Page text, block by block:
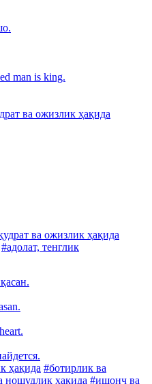
man is king.
ва ожизлик ҳақида
ва ожизлик ҳақида
#адолат, тенглик
ҳақида #ботирлик ва
ношудлик ҳақида #ишонч ва